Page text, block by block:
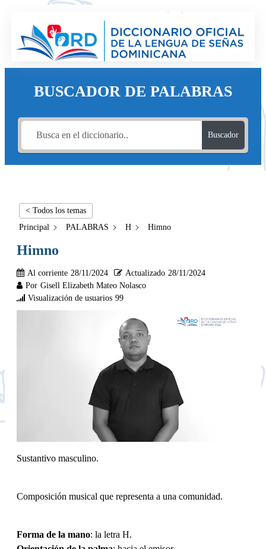
BUSCADOR DE PALABRAS
Buscador
< Todos los temas
Principal
PALABRAS H Himno
Himno
Al corriente 28/11/2024 Actualizado 28/11/2024
Por Gisell Elizabeth Mateo Nolasco
Visualización de usuarios 99
Sustantivo masculino.
Composición musical que representa a una comunidad.
Forma de la mano: la letra H.